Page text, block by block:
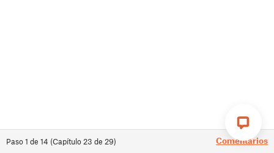
Paso1 de 14 (Capítulo 23 de 29) Comentarios